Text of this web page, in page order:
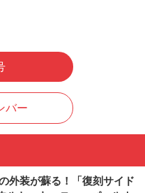
バー
外装が蘇る！「復刻サイド